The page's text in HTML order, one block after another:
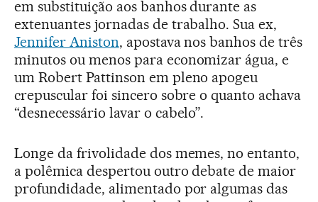
em substituição aos banhos durante as
extenuantes jornadas de trabalho. Sua ex,
Jennifer Aniston, apostava nos banhos de três
minutos ou menos para economizar água, e
um Robert Pattinson em pleno apogeu
crepuscular foi sincero sobre o quanto achava
“desnecessário lavar o cabelo”.
Longe da frivolidade dos memes, no entanto,
a polêmica despertou outro debate de maior
profundidade, alimentado por algumas das